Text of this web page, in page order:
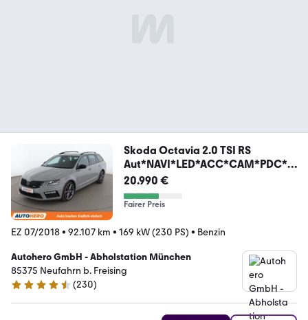
Skoda Octavia 2.0 TSI RS
Aut*NAVI*LED*ACC*CAM*PDC*S
HZ*
20.990 €
Fairer Preis
EZ 07/2018• 92.107 km • 169 kW (230 PS) • Benzin
Autohero GmbH - Abholstation München
85375 Neufahrn b. Freising
4.4 Sterne
(230)